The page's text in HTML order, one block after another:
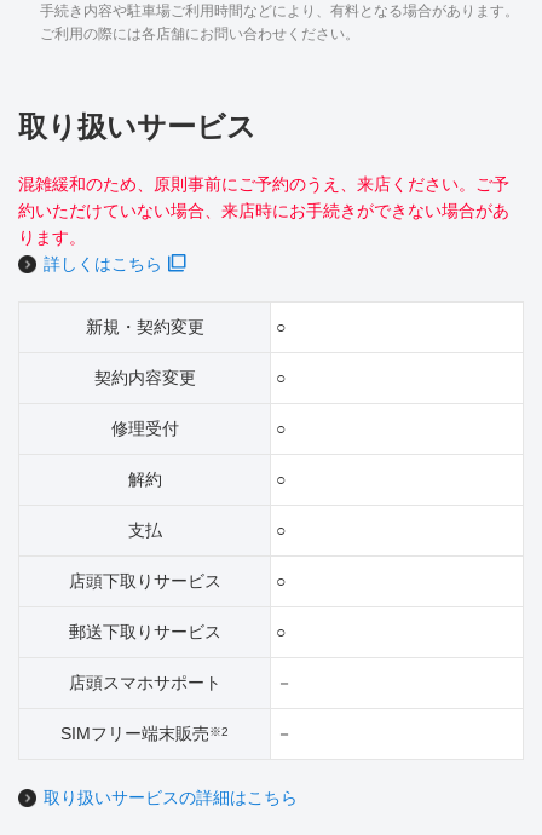
手続き内容や駐車場ご利用時間などにより、有料となる場合があります。
ご利用の際には各店舗にお問い合わせください。
取り扱いサービス
混雑緩和のため、原則事前にご予約のうえ、来店ください。ご予
約いただけていない場合、来店時にお手続きができない場合があ
ります。
詳しくはこちら
新規・契約変更 ○
契約内容変更 ○
修理受付 ○
解約 ○
支払 ○
店頭下取りサービス ○
郵送下取りサービス ○
店頭スマホサポート －
SIMフリー端末販売※2 －
取り扱いサービスの詳細はこちら